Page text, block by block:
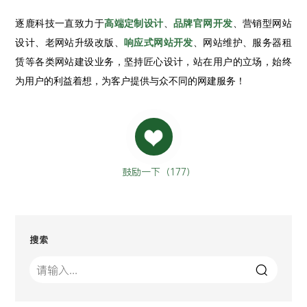
逐鹿科技一直致力于高端定制设计 、品牌官网开发 、营销型网站
设计、老网站升级改版、 响应式网站开发 、网站维护、服务器租
赁等各类网站建设业务，坚持匠心设计，站在用户的立场，始终
为用户的利益着想，为客户提供与众不同的网建服务！
鼓励一下（177）
搜索